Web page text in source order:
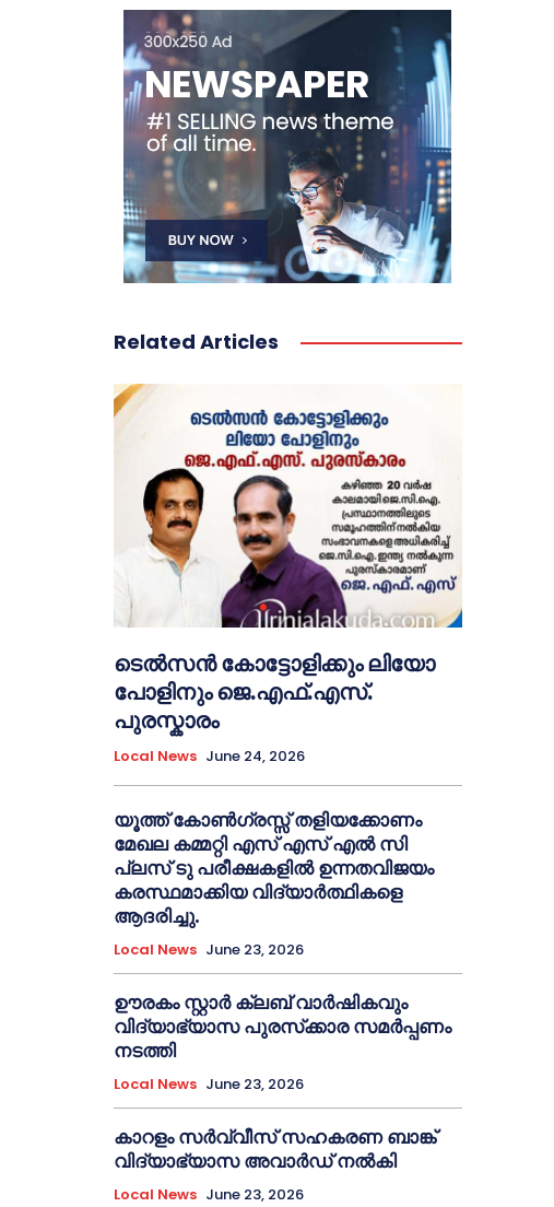
Related Articles
ടെൽസൻ കോട്ടോളിക്കും ലിയോ
പോളിനും ജെ.എഫ്.എസ്.
പുരസ്കാരം
Local News June 24, 2026
യൂത്ത് കോൺഗ്രസ്സ് തളിയക്കോണം
മേഖല കമ്മറ്റി എസ് എസ് എൽ സി
പ്ലസ് ടു പരീക്ഷകളിൽ ഉന്നതവിജയം
കരസ്ഥമാക്കിയ വിദ്യാർത്ഥികളെ
ആദരിച്ചു.
Local News June 23, 2026
ഊരകം സ്റ്റാർ ക്ലബ് വാർഷികവും
വിദ്യാഭ്യാസ പുരസ്‌ക്കാര സമർപ്പണം
നടത്തി
Local News June 23, 2026
കാറളം സർവ്വീസ് സഹകരണ ബാങ്ക്
വിദ്യാഭ്യാസ അവാർഡ് നൽകി
Local News June 23, 2026